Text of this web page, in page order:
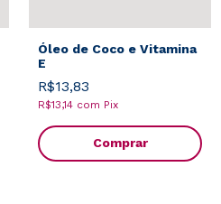
Óleo de Coco e Vitamina
E
R$13,83
R$13,14 com Pix
Comprar